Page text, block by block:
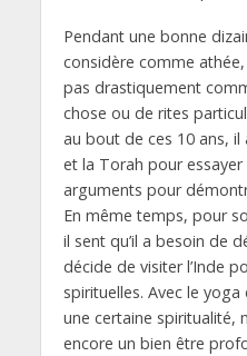
Pendant une bonne
considère comme
pas drastiquement
chose ou de rites
au bout de ces 10 ans, il
et la Torah pour
arguments pour
En même temps, pour
il sent qu’il a besoin de
décide de visiter l’Inde
spirituelles. Avec le
une certaine spiritualité,
encore un bien être